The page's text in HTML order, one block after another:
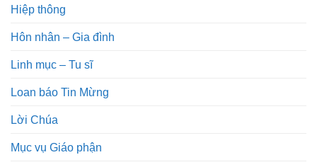
Hiệp thông
Hôn nhân – Gia đình
Linh mục – Tu sĩ
Loan báo Tin Mừng
Lời Chúa
Mục vụ Giáo phận